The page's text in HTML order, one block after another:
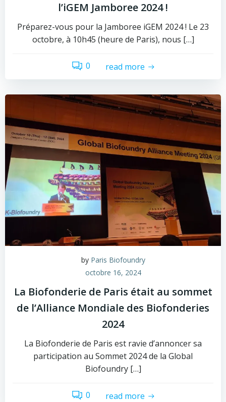
l’iGEM Jamboree 2024 !
Préparez-vous pour la Jamboree iGEM 2024 ! Le 23
octobre, à 10h45 (heure de Paris), nous […]
0 read more
by Paris Biofoundry
octobre 16, 2024
La Biofonderie de Paris était au sommet
de l’Alliance Mondiale des Biofonderies
2024
La Biofonderie de Paris est ravie d’annoncer sa
participation au Sommet 2024 de la Global
Biofoundry […]
0 read more